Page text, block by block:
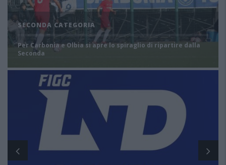
SECONDA CATEGORIA
Per Carbonia e Olbia si apre lo spiraglio di ripartire dalla
Seconda